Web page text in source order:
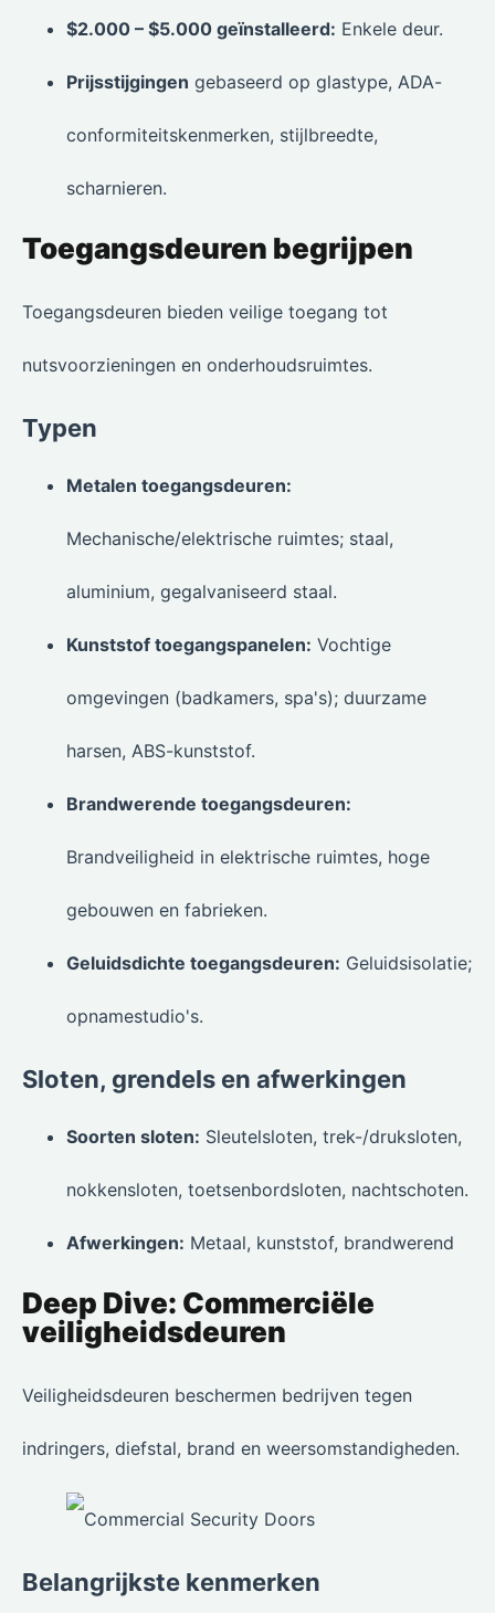
$2.000 – $5.000 geïnstalleerd: Enkele deur.
Prijsstijgingen gebaseerd op glastype, ADA-
conformiteitskenmerken, stijlbreedte,
scharnieren.
Toegangsdeuren begrijpen
Toegangsdeuren bieden veilige toegang tot
nutsvoorzieningen en onderhoudsruimtes.
Typen
Metalen toegangsdeuren:
Mechanische/elektrische ruimtes; staal,
aluminium, gegalvaniseerd staal.
Kunststof toegangspanelen: Vochtige
omgevingen (badkamers, spa's); duurzame
harsen, ABS-kunststof.
Brandwerende toegangsdeuren:
Brandveiligheid in elektrische ruimtes, hoge
gebouwen en fabrieken.
Geluidsdichte toegangsdeuren: Geluidsisolatie;
opnamestudio's.
Sloten, grendels en afwerkingen
Soorten sloten: Sleutelsloten, trek-/druksloten,
nokkensloten, toetsenbordsloten, nachtschoten.
Afwerkingen: Metaal, kunststof, brandwerend
Deep Dive: Commerciële
veiligheidsdeuren
Veiligheidsdeuren beschermen bedrijven tegen
indringers, diefstal, brand en weersomstandigheden.
Belangrijkste kenmerken